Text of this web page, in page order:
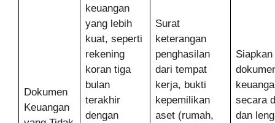
Dokumen
Keuangan
keuangan
yang lebih
kuat, seperti
rekening
koran tiga
bulan
terakhir
dengan
Surat
keterangan
penghasilan
dari tempat
kerja, bukti
kepemilikan
aset (rumah,
Siapkan
secara
dan